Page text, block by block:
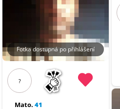
Fotka dostupná po přihlášení
?
Mato. 41